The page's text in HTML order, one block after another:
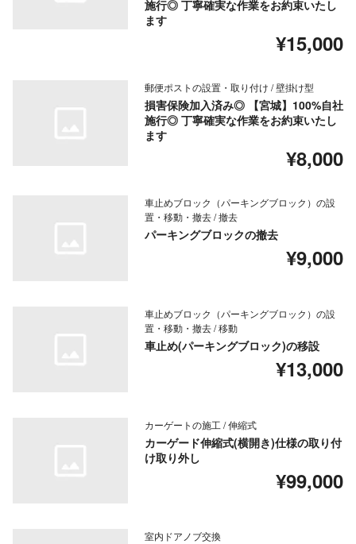
施行◎ 丁寧確実な作業をお約束いたし
ます
¥15,000
郵便ポストの設置・取り付け / 壁掛け型
損害保険加入済み◎ 【宮城】100%自社
施行◎ 丁寧確実な作業をお約束いたし
ます
¥8,000
車止めブロック（パーキングブロック）の設
置・移動・撤去 / 撤去
パーキングブロックの撤去
¥9,000
車止めブロック（パーキングブロック）の設
置・移動・撤去 / 移動
車止め(パーキングブロック)の移設
¥13,000
カーゲートの施工 / 伸縮式
カーゲード伸縮式(横開き)仕様の取り付
け取り外し
¥99,000
室内ドアノブ交換